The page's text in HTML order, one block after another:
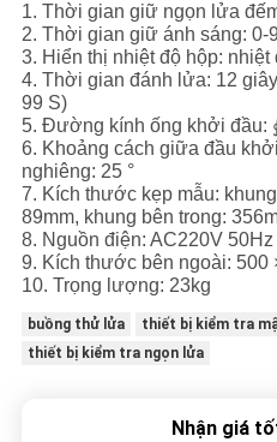
1. Thời gian giữ ngọn lửa
2. Thời gian giữ ánh sáng: 0-
3. Hiển thị nhiệt độ hộp: nhiệt
4. Thời gian đánh lửa: 12
99 S)
5. Đường kính ống khởi đầu:
6. Khoảng cách giữa đầu
nghiêng: 25 °
7. Kích thước kẹp mẫu:
89mm, khung bên trong:
8. Nguồn điện: AC220V 50Hz
9. Kích thước bên ngoài: 500
10. Trọng lượng: 23kg
buồng thử lửa
thiết bị kiểm tra
thiết bị kiểm tra ngọn lửa
Nhận giá